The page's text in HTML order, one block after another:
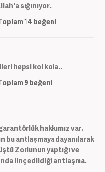
sığınıyor.
14 beğeni
hepsi kol kola..
9 beğeni
hakkımız var.
bu antlaşmaya dayanılarak
Zorlunun yaptığı ve
linç edildiği antlaşma.